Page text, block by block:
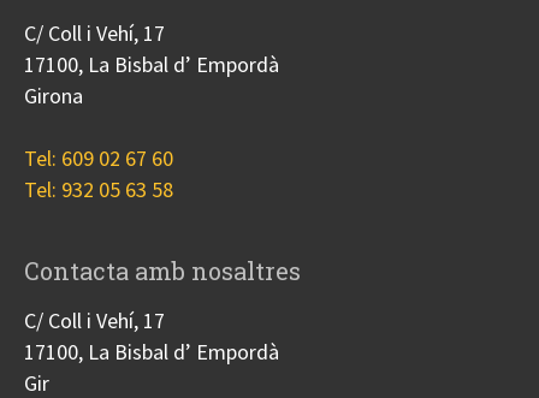
C/ Coll i Vehí, 17
17100, La Bisbal d’ Empordà
Girona
Tel: 609 02 67 60
Tel: 932 05 63 58
Contacta amb nosaltres
C/ Coll i Vehí, 17
17100, La Bisbal d’ Empordà
Gir